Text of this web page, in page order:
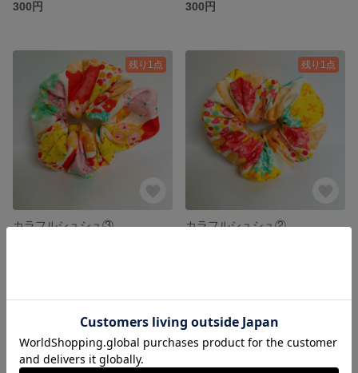
300円 300円
残り1点
カラフルシュシュ③
残り1点
カラフルシュシュ②
残り1点